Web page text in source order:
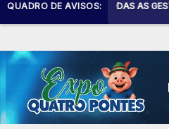
QUADRO DE AVISOS:
CONVIDA TODAS AS